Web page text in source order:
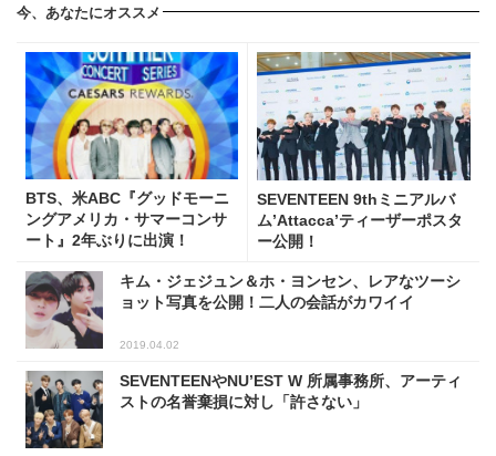
今、あなたにオススメ
BTS、米ABC『グッドモーニ
ングアメリカ・サマーコンサ
ート』2年ぶりに出演！
SEVENTEEN 9thミニアルバ
ム’Attacca’ティーザーポスタ
ー公開！
キム・ジェジュン＆ホ・ヨンセン、レアなツーシ
ョット写真を公開！二人の会話がカワイイ
2019.04.02
SEVENTEENやNU’EST W 所属事務所、アーティ
ストの名誉棄損に対し「許さない」